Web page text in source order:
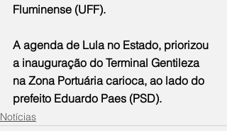
Fluminense (UFF).
A agenda de Lula no Estado, priorizou
a inauguração do Terminal Gentileza
na Zona Portuária carioca, ao lado do
prefeito Eduardo Paes (PSD).
Notícias